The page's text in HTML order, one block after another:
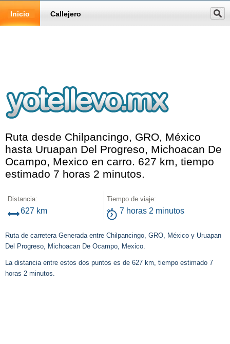
Inicio Callejero
Ruta desde Chilpancingo, GRO, México
hasta Uruapan Del Progreso, Michoacan De
Ocampo, Mexico en carro. 627 km, tiempo
estimado 7 horas 2 minutos.
Distancia:
627 km
Tiempo de viaje:
7 horas 2 minutos
Ruta de carretera Generada entre Chilpancingo, GRO, México y Uruapan
Del Progreso, Michoacan De Ocampo, Mexico.
La distancia entre estos dos puntos es de 627 km, tiempo estimado 7
horas 2 minutos.